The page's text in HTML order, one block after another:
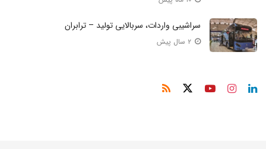
سراشیبی واردات، سربالایی تولید – ترابران